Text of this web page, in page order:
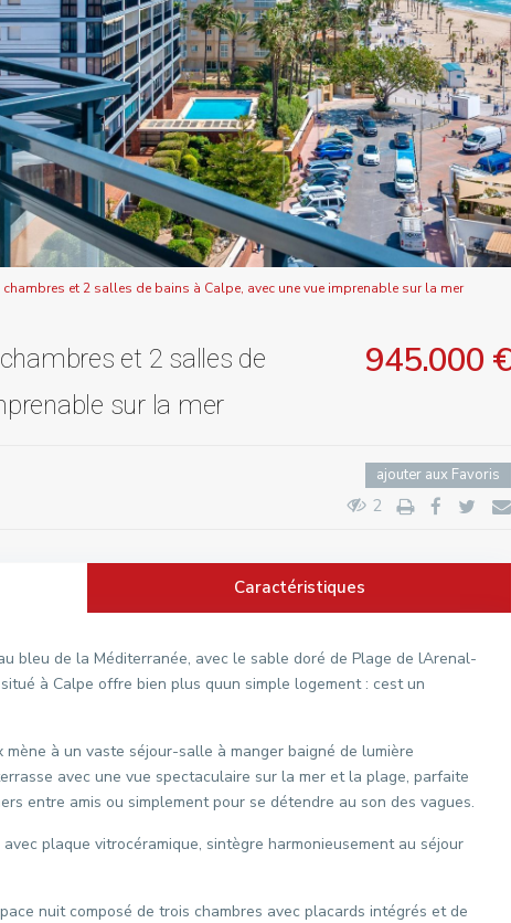
et 2 salles de bains à Calpe, avec une vue imprenable sur la mer
et 2 salles de
sur la mer
945.000 €
ajouter aux Favoris
2
Caractéristiques
bleu de la Méditerranée, avec le sable doré de Plage de lArenal-
à Calpe offre bien plus quun simple logement : cest un
à un vaste séjour-salle à manger baigné de lumière
avec une vue spectaculaire sur la mer et la plage, parfaite
entre amis ou simplement pour se détendre au son des vagues.
plaque vitrocéramique, sintègre harmonieusement au séjour
nuit composé de trois chambres avec placards intégrés et de